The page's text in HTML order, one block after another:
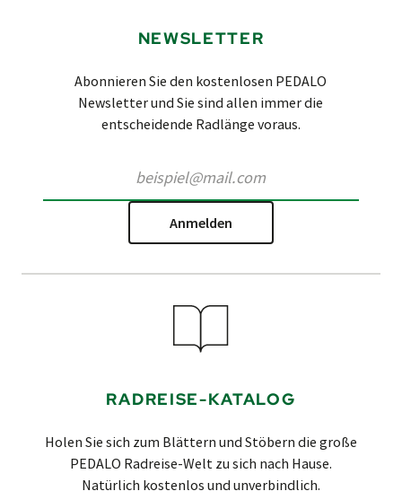
NEWSLETTER
Abonnieren Sie den kostenlosen PEDALO
Newsletter und Sie sind allen immer die
entscheidende Radlänge voraus.
Anmelden
RADREISE-KATALOG
Holen Sie sich zum Blättern und Stöbern die große
PEDALO Radreise-Welt zu sich nach Hause.
Natürlich kostenlos und unverbindlich.